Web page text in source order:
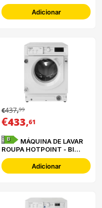
Adicionar
€437,99
€433,61
B
ROUPA HOTPOINT - BI
WMHG 81485 EU
Adicionar